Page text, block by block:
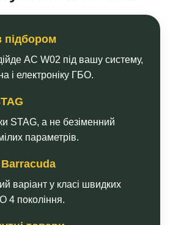
AC W02 під вашу систему,
і електроніку ГБО.
STAG, а не безіменний
параметрів.
варіант у класі швидких
4 покоління.